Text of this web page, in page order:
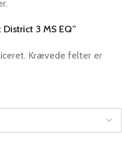
3 MS EQ”
Krævede felter er